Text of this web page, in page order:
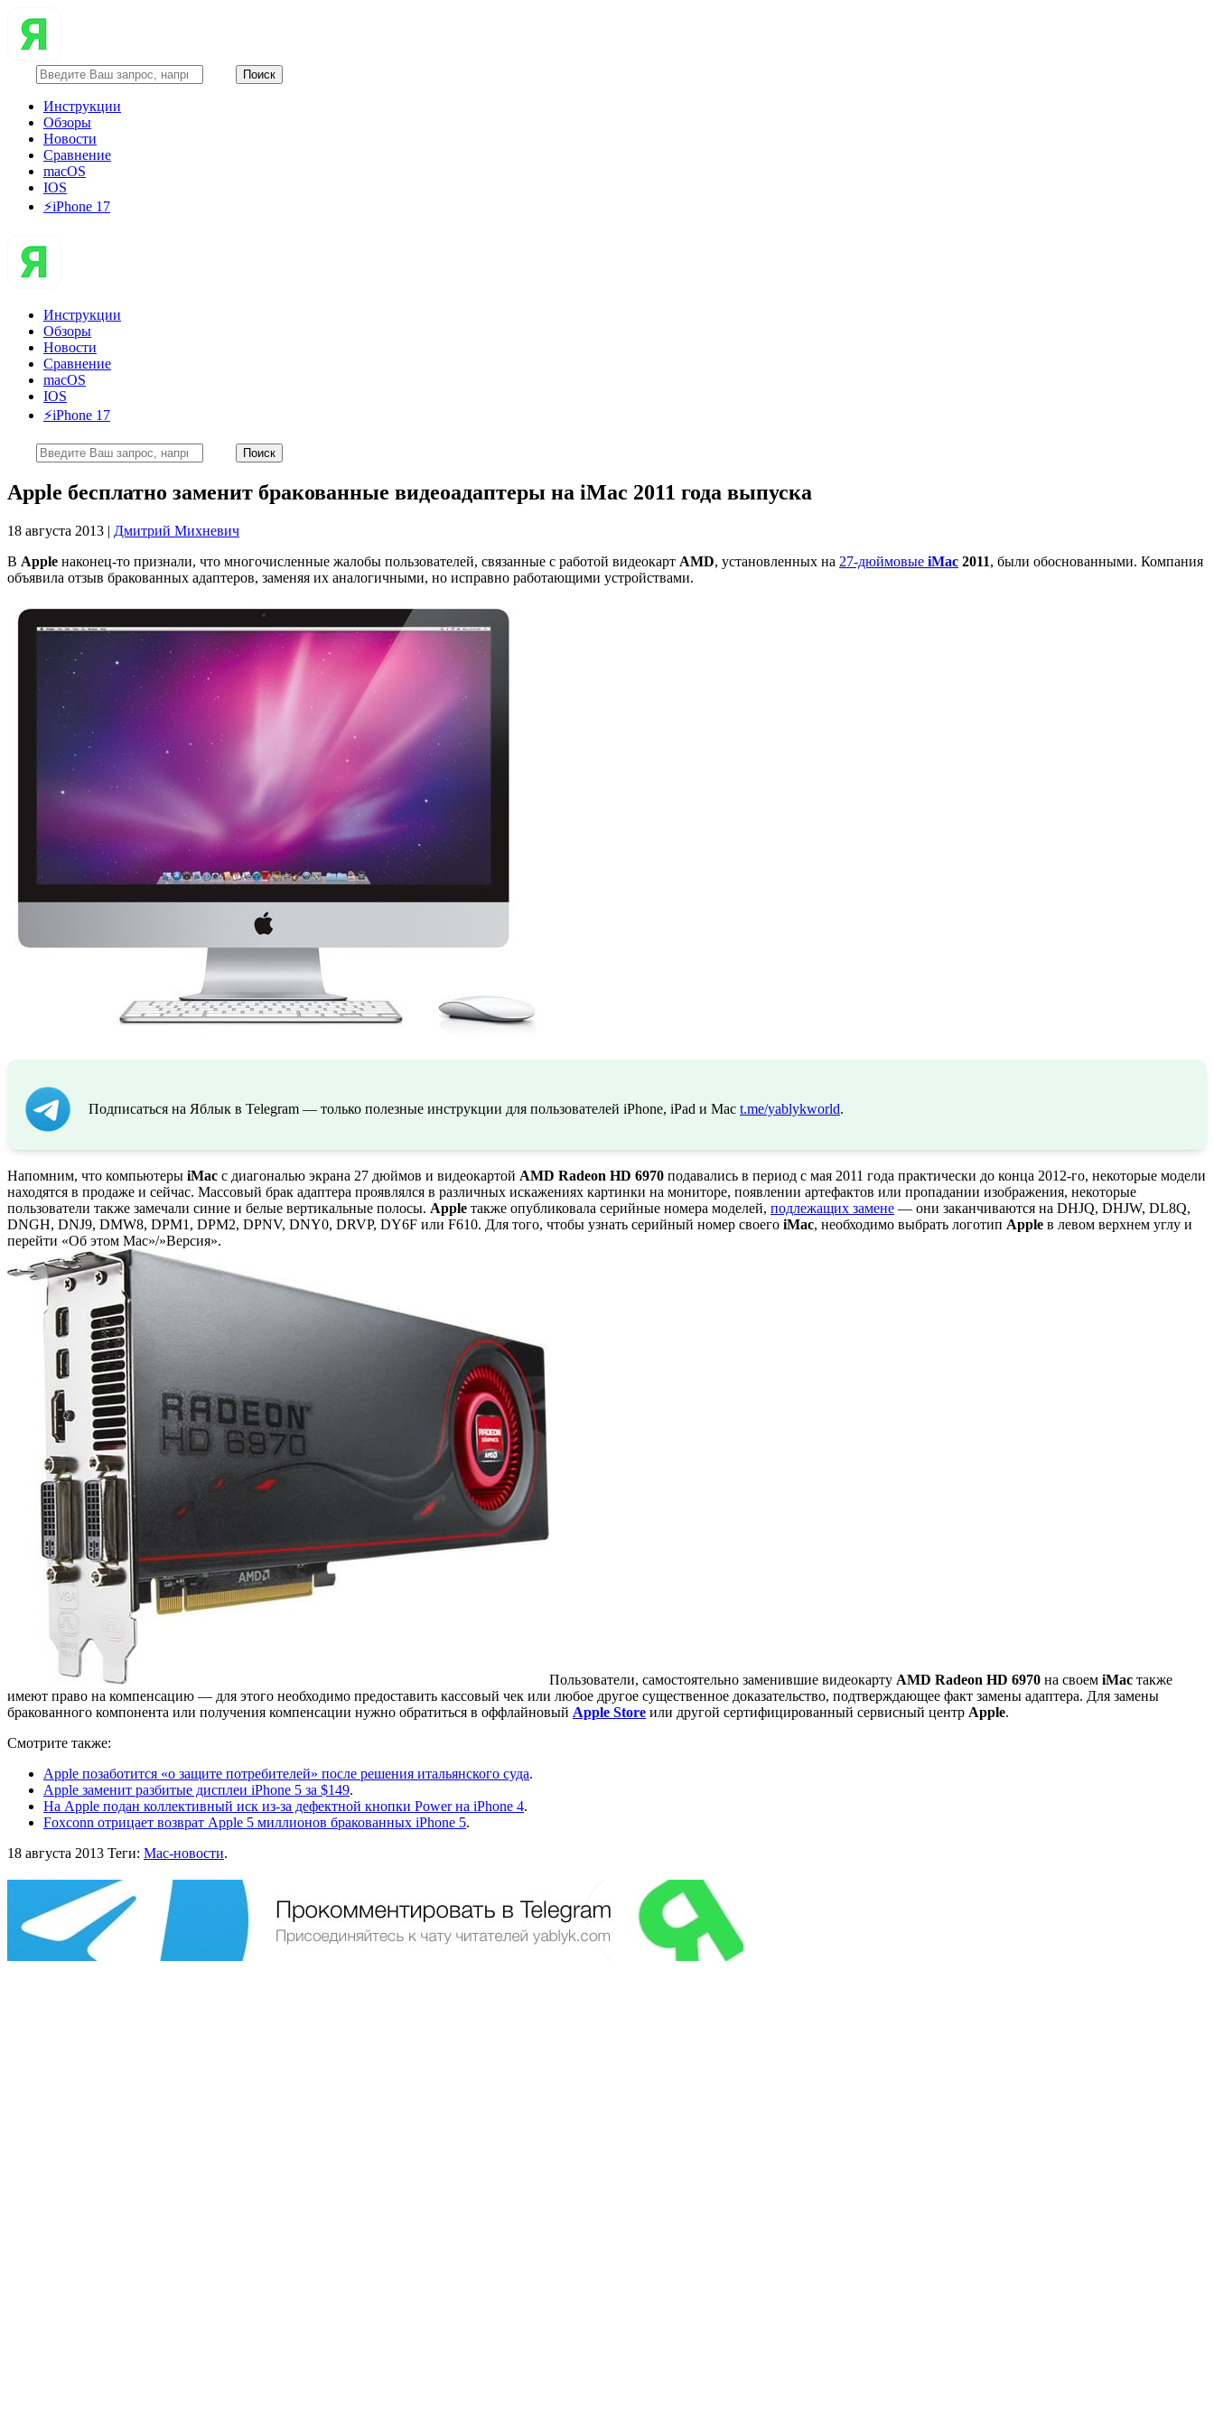
Инструкции
Обзоры
Новости
Сравнение
macOS
IOS
⚡️iPhone 17
Инструкции
Обзоры
Новости
Сравнение
macOS
IOS
⚡️iPhone 17
Apple бесплатно заменит бракованные видеоадаптеры на iMac 2011 года выпуска
18 августа 2013 | Дмитрий Михневич
В Apple наконец-то признали, что многочисленные жалобы пользователей, связанные с работой видеокарт AMD, установленных на 27-дюймовые iMac 2011, были обоснованными. Компания
объявила отзыв бракованных адаптеров, заменяя их аналогичными, но исправно работающими устройствами.
Подписаться на Яблык в Telegram — только полезные инструкции для пользователей iPhone, iPad и Mac t.me/yablykworld.
Напомним, что компьютеры iMac с диагональю экрана 27 дюймов и видеокартой AMD Radeon HD 6970 подавались в период с мая 2011 года практически до конца 2012-го, некоторые модели
находятся в продаже и сейчас. Массовый брак адаптера проявлялся в различных искажениях картинки на мониторе, появлении артефактов или пропадании изображения, некоторые
пользователи также замечали синие и белые вертикальные полосы. Apple также опубликовала серийные номера моделей, подлежащих замене — они заканчиваются на DHJQ, DHJW, DL8Q,
DNGH, DNJ9, DMW8, DPM1, DPM2, DPNV, DNY0, DRVP, DY6F или F610. Для того, чтобы узнать серийный номер своего iMac, необходимо выбрать логотип Apple в левом верхнем углу и
перейти «Об этом Mac»/»Версия».
Пользователи, самостоятельно заменившие видеокарту AMD Radeon HD 6970 на своем iMac также
имеют право на компенсацию — для этого необходимо предоставить кассовый чек или любое другое существенное доказательство, подтверждающее факт замены адаптера. Для замены
бракованного компонента или получения компенсации нужно обратиться в оффлайновый Apple Store или другой сертифицированный сервисный центр Apple.
Смотрите также:
Apple позаботится «о защите потребителей» после решения итальянского суда.
Apple заменит разбитые дисплеи iPhone 5 за $149.
На Apple подан коллективный иск из-за дефектной кнопки Power на iPhone 4.
Foxconn отрицает возврат Apple 5 миллионов бракованных iPhone 5.
18 августа 2013 Теги: Mac-новости.